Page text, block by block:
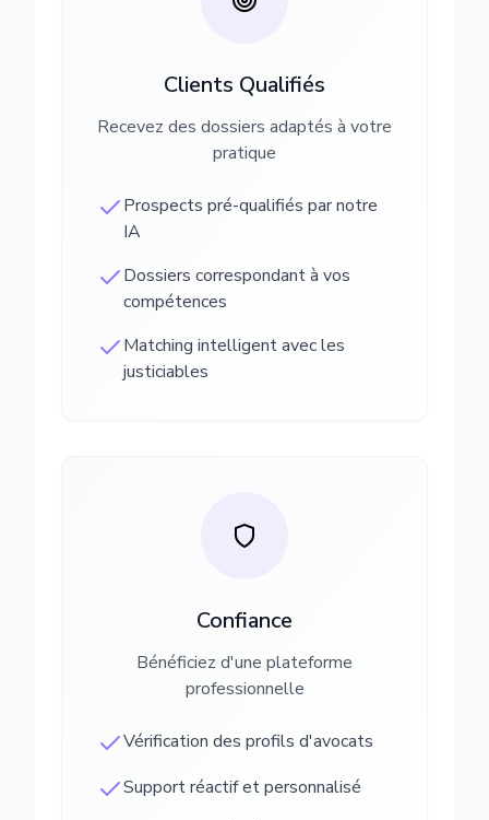
Clients Qualifiés
Recevez des dossiers adaptés à votre
pratique
Prospects pré-qualifiés par notre
IA
Dossiers correspondant à vos
compétences
Matching intelligent avec les
justiciables
Confiance
Bénéficiez d'une plateforme
professionnelle
Vérification des profils d'avocats
Support réactif et personnalisé